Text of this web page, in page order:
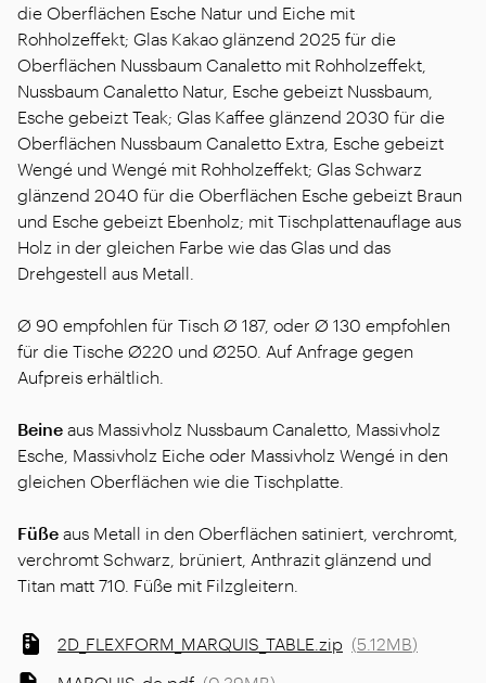
die Oberflächen Esche Natur und Eiche mit
Rohholzeffekt; Glas Kakao glänzend 2025 für die
Oberflächen Nussbaum Canaletto mit Rohholzeffekt,
Nussbaum Canaletto Natur, Esche gebeizt Nussbaum,
Esche gebeizt Teak; Glas Kaffee glänzend 2030 für die
Oberflächen Nussbaum Canaletto Extra, Esche gebeizt
Wengé und Wengé mit Rohholzeffekt; Glas Schwarz
glänzend 2040 für die Oberflächen Esche gebeizt Braun
und Esche gebeizt Ebenholz; mit Tischplattenauflage aus
Holz in der gleichen Farbe wie das Glas und das
Drehgestell aus Metall.
Ø 90 empfohlen für Tisch Ø 187, oder Ø 130 empfohlen
für die Tische Ø220 und Ø250. Auf Anfrage gegen
Aufpreis erhältlich.
Beine aus Massivholz Nussbaum Canaletto, Massivholz
Esche, Massivholz Eiche oder Massivholz Wengé in den
gleichen Oberflächen wie die Tischplatte.
Füße aus Metall in den Oberflächen satiniert, verchromt,
verchromt Schwarz, brüniert, Anthrazit glänzend und
Titan matt 710. Füße mit Filzgleitern.
2D_FLEXFORM_MARQUIS_TABLE.zip (5.12MB)